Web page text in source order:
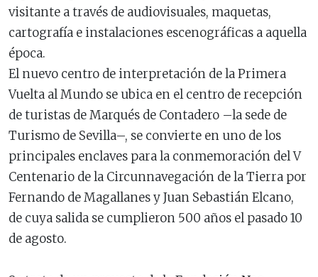
visitante a través de audiovisuales, maquetas,
cartografía e instalaciones escenográficas a aquella
época.
El nuevo centro de interpretación de la Primera
Vuelta al Mundo se ubica en el centro de recepción
de turistas de Marqués de Contadero –la sede de
Turismo de Sevilla–, se convierte en uno de los
principales enclaves para la conmemoración del V
Centenario de la Circunnavegación de la Tierra por
Fernando de Magallanes y Juan Sebastián Elcano,
de cuya salida se cumplieron 500 años el pasado 10
de agosto.